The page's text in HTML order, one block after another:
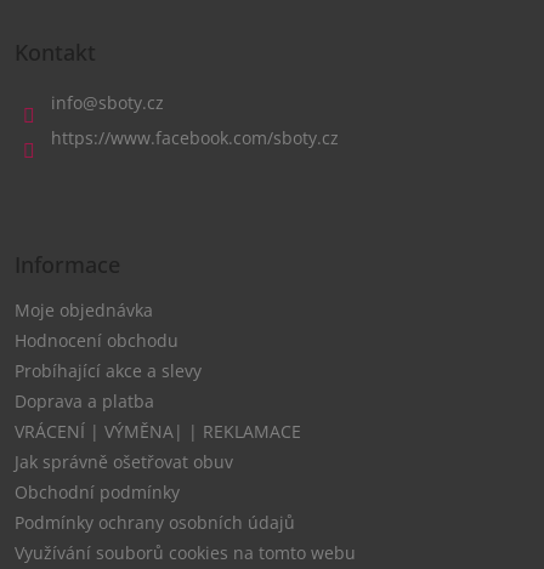
Kontakt
info@sboty.cz
https://www.facebook.com/sboty.cz
Informace
Moje objednávka
Hodnocení obchodu
Probíhající akce a slevy
Doprava a platba
VRÁCENÍ | VÝMĚNA| | REKLAMACE
Jak správně ošetřovat obuv
Obchodní podmínky
Podmínky ochrany osobních údajů
Využívání souborů cookies na tomto webu